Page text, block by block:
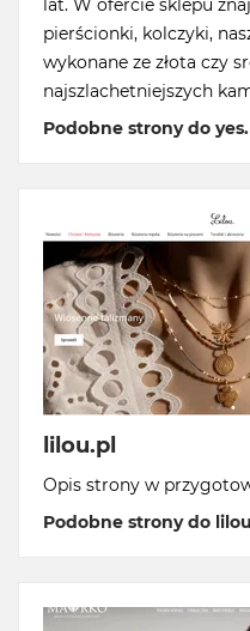
lat. W ofercie sklepu
pierścionki, kolczyki,
wykonane ze złota czy
najszlachetniejszych
Podobne strony do
lilou.pl
Opis strony w
Podobne strony do